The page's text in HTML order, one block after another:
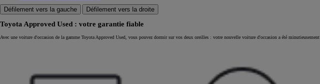
À partir de
Défilement vers la gauche Défilement vers la droite
Toyota Approved Used : votre garantie fiable
Avec une voiture d'occasion de la gamme Toyota Approved Used, vous pouvez dormir sur vos deux oreilles : votre nouvelle voiture d'occasion a été minutieusement